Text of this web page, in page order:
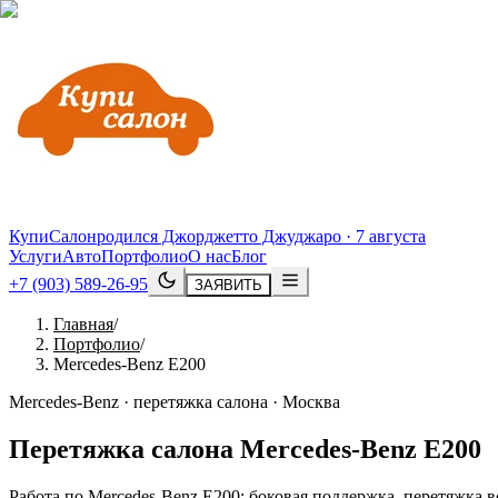
КупиСалонродился Джорджетто Джуджаро · 7 августа
УслугиАвтоПортфолиоО насБлог
+7 (903) 589-26-95
ЗАЯВИТЬ
Главная/
Портфолио/
Mercedes-Benz E200
Mercedes-Benz · перетяжка салона · Москва
Перетяжка салона Mercedes-Benz E200